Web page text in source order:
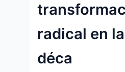
radical en
déca